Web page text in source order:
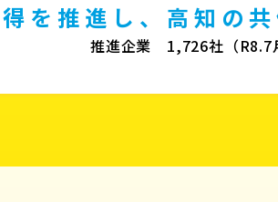
を推進し、高知の
推進企業 1,726社（R8.7